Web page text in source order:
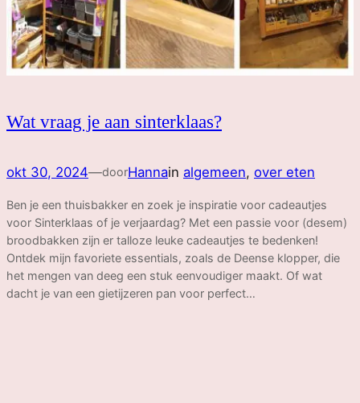
Wat vraag je aan sinterklaas?
okt 30, 2024—doorHannain algemeen, over eten
Ben je een thuisbakker en zoek je inspiratie voor cadeautjes
voor Sinterklaas of je verjaardag? Met een passie voor (desem)
broodbakken zijn er talloze leuke cadeautjes te bedenken!
Ontdek mijn favoriete essentials, zoals de Deense klopper, die
het mengen van deeg een stuk eenvoudiger maakt. Of wat
dacht je van een gietijzeren pan voor perfect…